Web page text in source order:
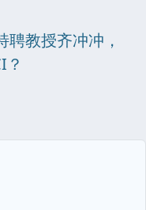
教授齐冲冲，